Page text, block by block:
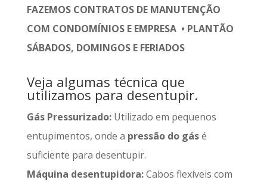
FAZEMOS CONTRATOS DE MANUTENÇÃO
COM CONDOMÍNIOS E EMPRESA • PLANTÃO
SÁBADOS, DOMINGOS E FERIADOS
Veja algumas técnica que
utilizamos para desentupir.
Gás Pressurizado:Utilizado em pequenos
entupimentos, onde a pressão do gásé
suficiente para desentupir.
Máquina desentupidora:Cabos flexíveis com